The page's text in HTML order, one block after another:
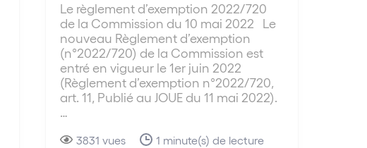
Le règlement d’exemption 2022/720
de la Commission du 10 mai 2022 Le
nouveau Règlement d’exemption
(n°2022/720) de la Commission est
entré en vigueur le 1er juin 2022
(Règlement d’exemption n°2022/720,
art. 11, Publié au JOUE du 11 mai 2022).
…
3831 vues 1 minute(s) de lecture